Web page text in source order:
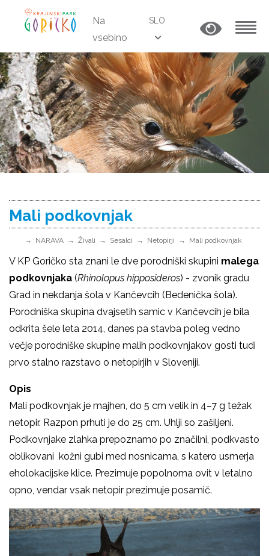
Na
vsebino
SLO
Mali podkovnjak
NARAVA Živali Sesalci Netopirji Mali podkovnjak
V KP Goričko sta znani le dve porodniški skupini malega
podkovnjaka (Rhinolopus hipposideros) - zvonik gradu
Grad in nekdanja šola v Kančevcih (Bedenička šola).
Porodniška skupina dvajsetih samic v Kančevcih je bila
odkrita šele leta 2014, danes pa stavba poleg vedno
večje porodniške skupine malih podkovnjakov gosti tudi
prvo stalno razstavo o netopirjih v Sloveniji.
Opis
Mali podkovnjak je majhen, do 5 cm velik in 4–7 g težak
netopir. Razpon prhuti je do 25 cm. Uhlji so zašiljeni.
Podkovnjake zlahka prepoznamo po značilni, podkvasto
oblikovani kožni gubi med nosnicama, s katero usmerja
eholokacijske klice. Prezimuje popolnoma ovit v letalno
opno, vendar vsak netopir prezimuje posamič.